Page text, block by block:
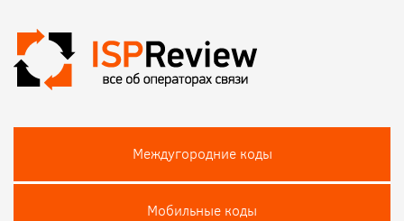
Междугородние коды
Мобильные коды